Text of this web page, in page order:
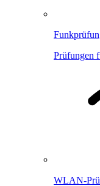
Prüfungen
WLAN-